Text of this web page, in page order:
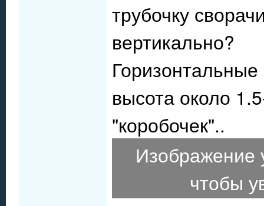
трубочку
вертикально?
высота около
"коробочек"..
чтобы